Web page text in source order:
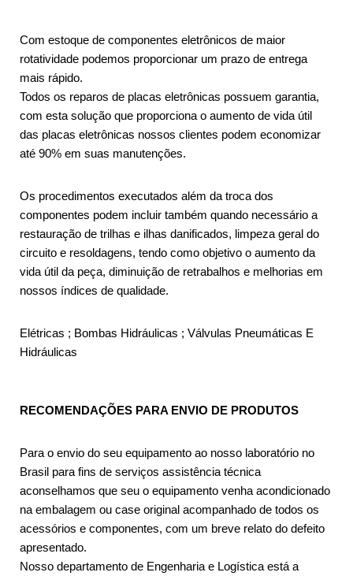
Com estoque de componentes eletrônicos de maior
rotatividade podemos proporcionar um prazo de entrega
mais rápido.
Todos os reparos de placas eletrônicas possuem garantia,
com esta solução que proporciona o aumento de vida útil
das placas eletrônicas nossos clientes podem economizar
até 90% em suas manutenções.
Os procedimentos executados além da troca dos
componentes podem incluir também quando necessário a
restauração de trilhas e ilhas danificados, limpeza geral do
circuito e resoldagens, tendo como objetivo o aumento da
vida útil da peça, diminuição de retrabalhos e melhorias em
nossos índices de qualidade.
Elétricas ; Bombas Hidráulicas ; Válvulas Pneumáticas E
Hidráulicas
RECOMENDAÇÕES PARA ENVIO DE PRODUTOS
Para o envio do seu equipamento ao nosso laboratório no
Brasil para fins de serviços assistência técnica
aconselhamos que seu o equipamento venha acondicionado
na embalagem ou case original acompanhado de todos os
acessórios e componentes, com um breve relato do defeito
apresentado.
Nosso departamento de Engenharia e Logística está a